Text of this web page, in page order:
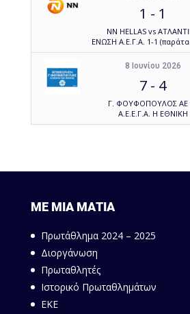
1 - 1
NN HELLAS vs
ΕΝΩΣΗ Α.Ε.Γ.Α. 1-1
8 Ιουνίου 2026
7 - 4
Γ. ΦΟΥΦΟΠΟΥΛΟΣ ΑΕ
Α.Ε.Ε.Γ.Α. Η ΕΘΝΙΚΗ
ΜΕ ΜΙΑ ΜΑΤΙΑ
Πρωτάθλημα 2024 – 2025
Διοργάνωση
Πρωταθλητές
Ιστορικό Πρωταθλημάτων
ΕΚΕ